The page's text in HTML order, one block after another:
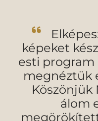
képeket
esti program
megnéztük
Köszönjük
álom